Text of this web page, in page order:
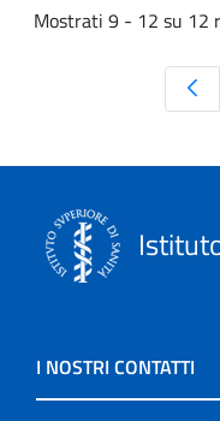
Mostrati 9 - 12 su 12
I NOSTRI CONTATTI